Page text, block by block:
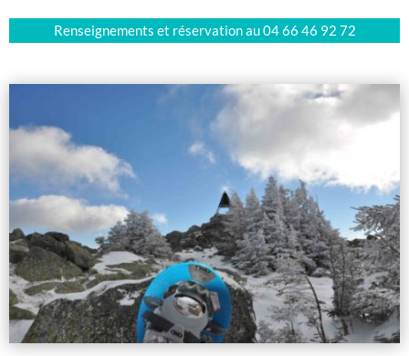
Renseignements et réservation au 04 66 46 92 72